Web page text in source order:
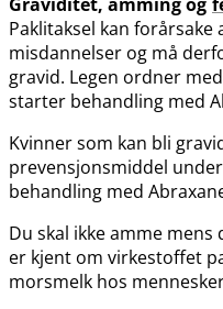
Paklitaksel kan
misdannelser og må
gravid. Legen ordner
starter behandling med
Kvinner som kan bli
prevensjonsmiddel
behandling med
Du skal ikke amme
er kjent om virkestoffet
morsmelk hos